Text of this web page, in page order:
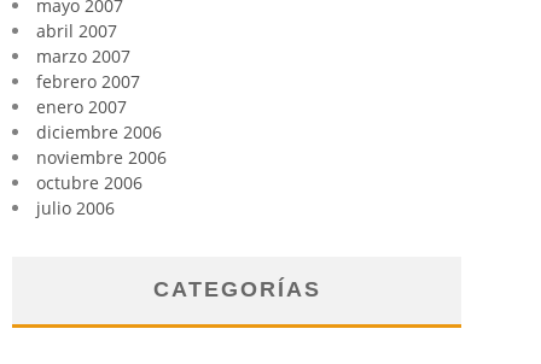
mayo 2007
abril 2007
marzo 2007
febrero 2007
enero 2007
diciembre 2006
noviembre 2006
octubre 2006
julio 2006
CATEGORÍAS